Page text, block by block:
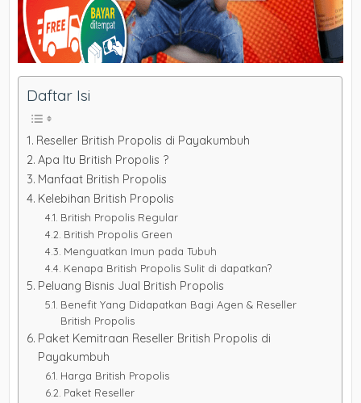
Daftar Isi
Reseller British Propolis di Payakumbuh
Apa Itu British Propolis ?
Manfaat British Propolis
Kelebihan British Propolis
British Propolis Regular
British Propolis Green
Menguatkan Imun pada Tubuh
Kenapa British Propolis Sulit di dapatkan?
Peluang Bisnis Jual British Propolis
Benefit Yang Didapatkan Bagi Agen & Reseller
British Propolis
Paket Kemitraan Reseller British Propolis di
Payakumbuh
Harga British Propolis
Paket Reseller